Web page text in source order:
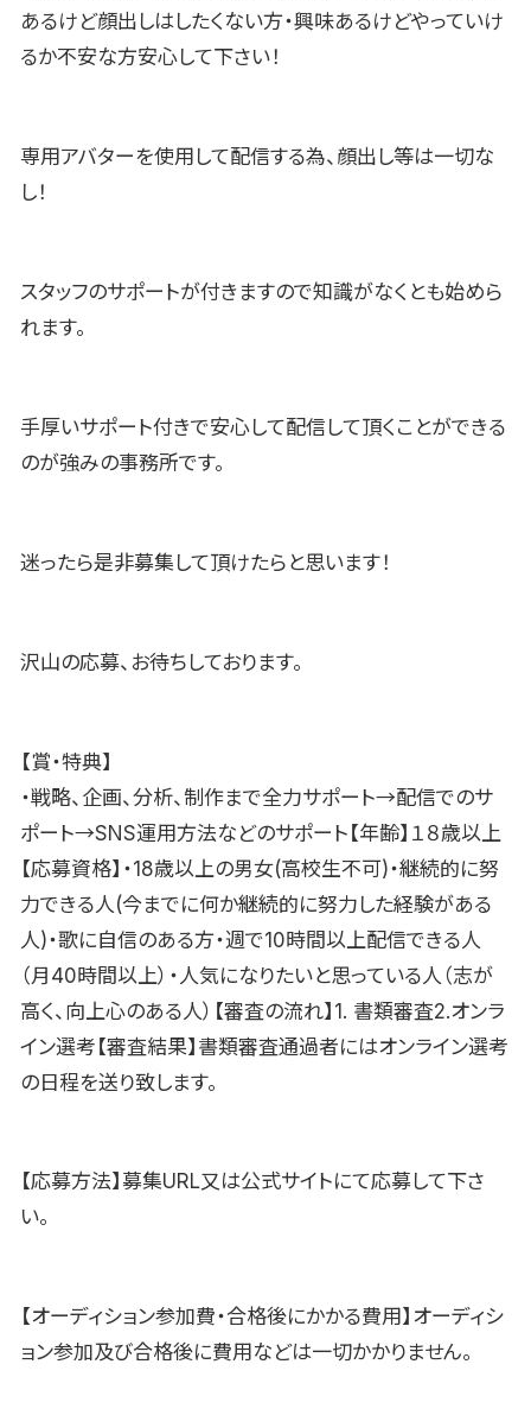
あるけど顔出しはしたくない方・興味あるけどやっていけ
るか不安な方安心して下さい！
専用アバターを使用して配信する為、顔出し等は一切な
し！
スタッフのサポートが付きますので知識がなくとも始めら
れます。
手厚いサポート付きで安心して配信して頂くことができる
のが強みの事務所です。
迷ったら是非募集して頂けたらと思います！
沢山の応募、お待ちしております。
【賞・特典】
・戦略、企画、分析、制作まで全力サポート→配信でのサ
ポート→SNS運用方法などのサポート【年齢】１８歳以上
【応募資格】・18歳以上の男女(高校生不可)・継続的に努
力できる人(今までに何か継続的に努力した経験がある
人)・歌に自信のある方・週で10時間以上配信できる人
（月40時間以上）・人気になりたいと思っている人（志が
高く、向上心のある人）【審査の流れ】1. 書類審査2.オンラ
イン選考【審査結果】書類審査通過者にはオンライン選考
の日程を送り致します。
【応募方法】募集URL又は公式サイトにて応募して下さ
い。
【オーディション参加費・合格後にかかる費用】オーディシ
ョン参加及び合格後に費用などは一切かかりません。